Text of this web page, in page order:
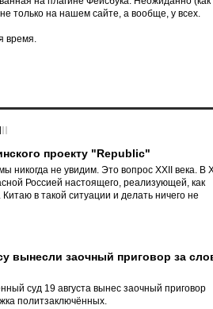
только на нашем сайте, а вообще, у всех.
время.
проекту "Republic"
никогда не увидим. Это вопрос XXII века. В
Россией настоящего, реализующей, как
в такой ситуации и делать ничего не
вынесли заочный приговор за
суд 19 августа вынес заочный приговор
политзаключённых.